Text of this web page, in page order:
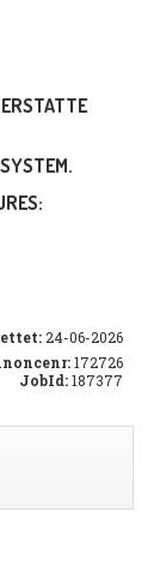
24-06-2026
172726
JobId:187377